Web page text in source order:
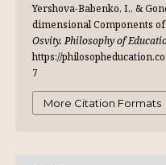
Yershova-Babenko, I., &
dimensional Components
Osvity. Philosophy of
https://
7
More Citation Formats